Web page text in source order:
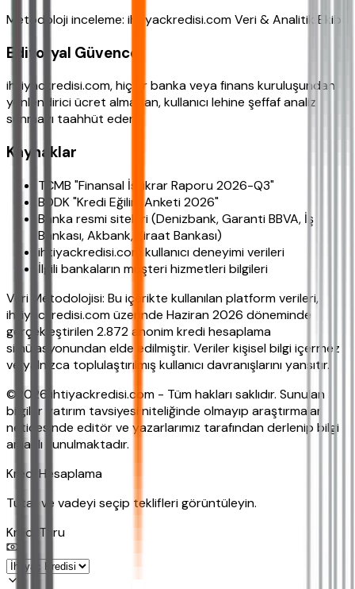
Metodoloji inceleme: ihtiyackredisi.com Veri & Analitik Ekibi
Editoryal Güvence
ihtiyackredisi.com, hiçbir banka veya finans kuruluşundan
yönlendirici ücret almadan, kullanıcı lehine şeffaf analiz
sunmayı taahhüt eder.
Kaynaklar
TCMB "Finansal İstikrar Raporu 2026-Q3"
BDDK "Kredi Eğilim Anketi 2026"
Banka resmi siteleri (Denizbank, Garanti BBVA, İş
Bankası, Akbank, Ziraat Bankası)
ihtiyackredisi.com kullanıcı deneyimi verileri
İlgili bankaların müşteri hizmetleri bilgileri
Veri Metodolojisi: Bu içerikte kullanılan platform verileri,
ihtiyackredisi.com üzerinde Haziran 2026 döneminde
gerçekleştirilen 2.872 anonim kredi hesaplama
simülasyonundan elde edilmiştir. Veriler kişisel bilgi içermez
ve yalnızca toplulaştırılmış kullanıcı davranışlarını yansıtır.
©2026 ihtiyackredisi.com - Tüm hakları saklıdır. Sunulan
bilgiler yatırım tavsiyesi niteliğinde olmayıp araştırmalar
neticesinde editör ve yazarlarımız tarafından derlenip bilgi
amaçlı sunulmaktadır.
Kredi Hesaplama
Tutar ve vadeyi seçip teklifleri görüntüleyin.
Kredi Turu